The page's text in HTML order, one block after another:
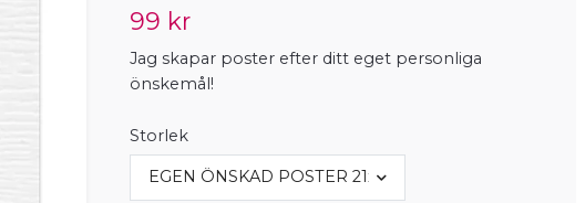
99 kr
Jag skapar poster efter ditt eget personliga
önskemål!
Storlek
EGEN ÖNSKAD POSTER 21x30